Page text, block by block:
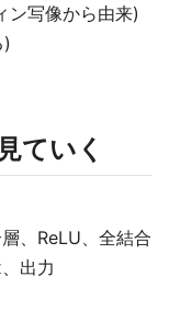
写像から由来)
ていく
、ReLU、全結合
出力